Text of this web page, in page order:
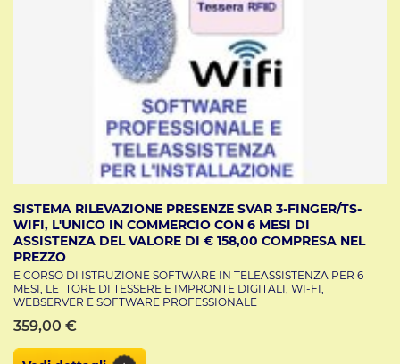
SISTEMA RILEVAZIONE PRESENZE SVAR 3-FINGER/TS-
WIFI, L'UNICO IN COMMERCIO CON 6 MESI DI
ASSISTENZA DEL VALORE DI € 158,00 COMPRESA NEL
PREZZO
E CORSO DI ISTRUZIONE SOFTWARE IN TELEASSISTENZA PER 6
MESI, LETTORE DI TESSERE E IMPRONTE DIGITALI, WI-FI,
WEBSERVER E SOFTWARE PROFESSIONALE
359,00 €